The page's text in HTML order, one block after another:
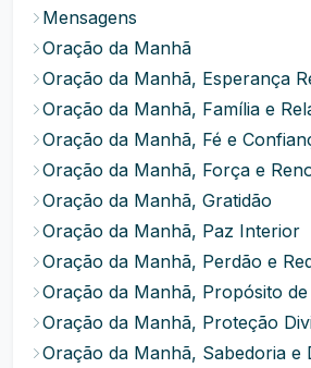
Mensagens
Oração da Manhã
Oração da Manhã, Esperança
Oração da Manhã, Família e
Oração da Manhã, Fé e
Oração da Manhã, Força e
Oração da Manhã, Gratidão
Oração da Manhã, Paz Interior
Oração da Manhã, Perdão e
Oração da Manhã, Propósito de
Oração da Manhã, Proteção
Oração da Manhã, Sabedoria e